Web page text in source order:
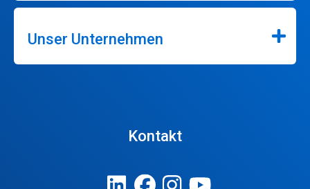
Unser Unternehmen
Kontakt